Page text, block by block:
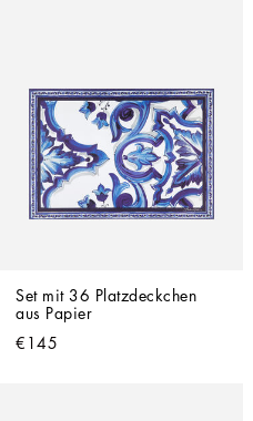
Set mit 36 Platzdeckchen
aus Papier
€145